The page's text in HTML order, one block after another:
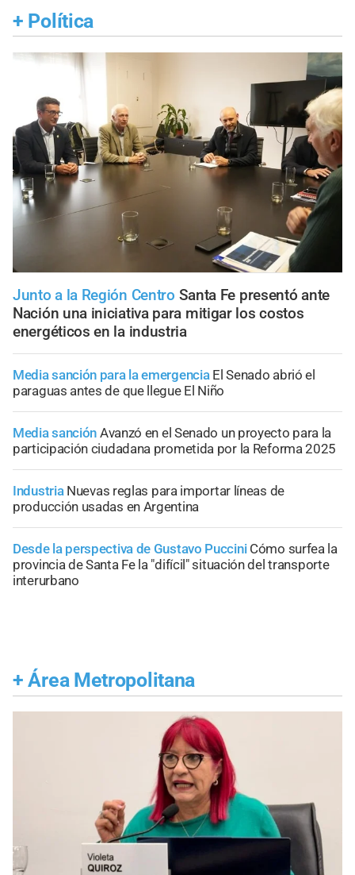
+ Política
Junto a la Región Centro Santa Fe presentó ante
Nación una iniciativa para mitigar los costos
energéticos en la industria
Media sanción para la emergencia El Senado abrió el
paraguas antes de que llegue El Niño
Media sanción Avanzó en el Senado un proyecto para la
participación ciudadana prometida por la Reforma 2025
Industria Nuevas reglas para importar líneas de
producción usadas en Argentina
Desde la perspectiva de Gustavo Puccini Cómo surfea la
provincia de Santa Fe la "difícil" situación del transporte
interurbano
+ Área Metropolitana